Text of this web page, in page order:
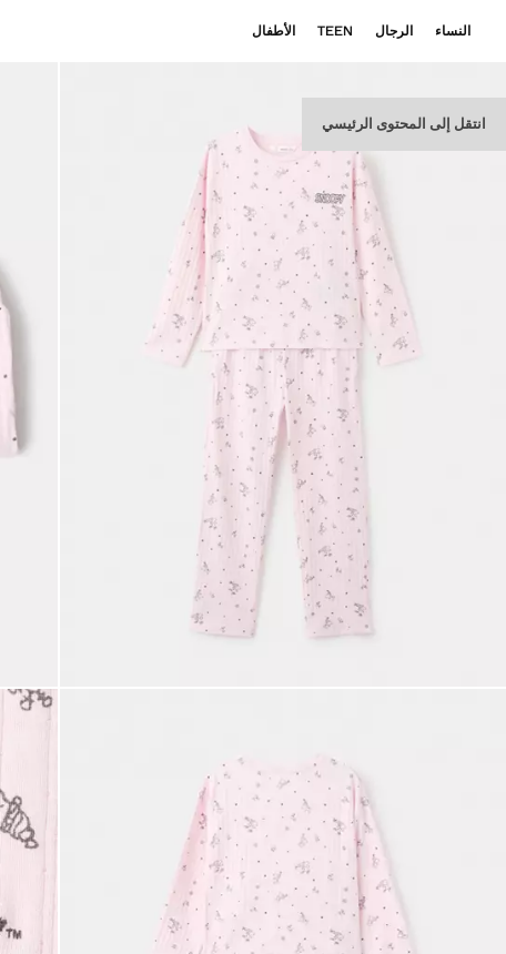
انتقل إلى المحتوى الرئيسي
النساء الرجال TEEN الأطفال